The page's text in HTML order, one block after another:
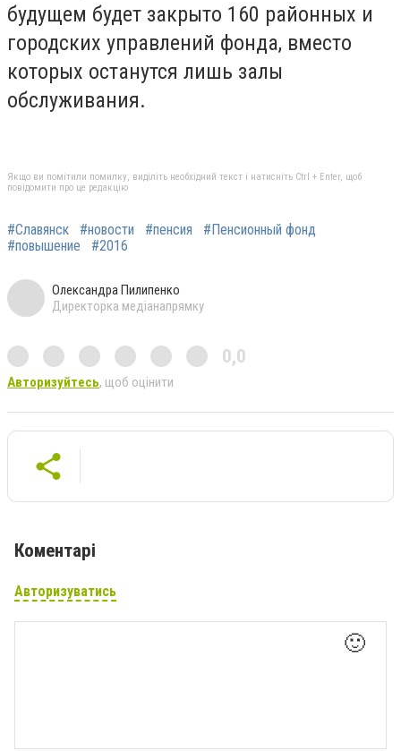
будущем будет закрыто 160 районных и
городских управлений фонда, вместо
которых останутся лишь залы
обслуживания.
Якщо ви помітили помилку, виділіть необхідний текст і натисніть Ctrl + Enter, щоб
повідомити про це редакцію
#Славянск #новости #пенсия
#Пенсионный фонд
#повышение
#2016
Олександра Пилипенко
Директорка медіанапрямку
0,0
Авторизуйтесь, щоб оцінити
Коментарі
Авторизуватись
🙂